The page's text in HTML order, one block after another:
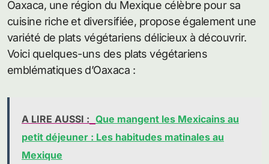
Oaxaca, une région du Mexique célèbre pour sa
cuisine riche et diversifiée, propose également une
variété de plats végétariens délicieux à découvrir.
Voici quelques-uns des plats végétariens
emblématiques d’Oaxaca :
A LIRE AUSSI : Que mangent les Mexicains au
petit déjeuner : Les habitudes matinales au
Mexique